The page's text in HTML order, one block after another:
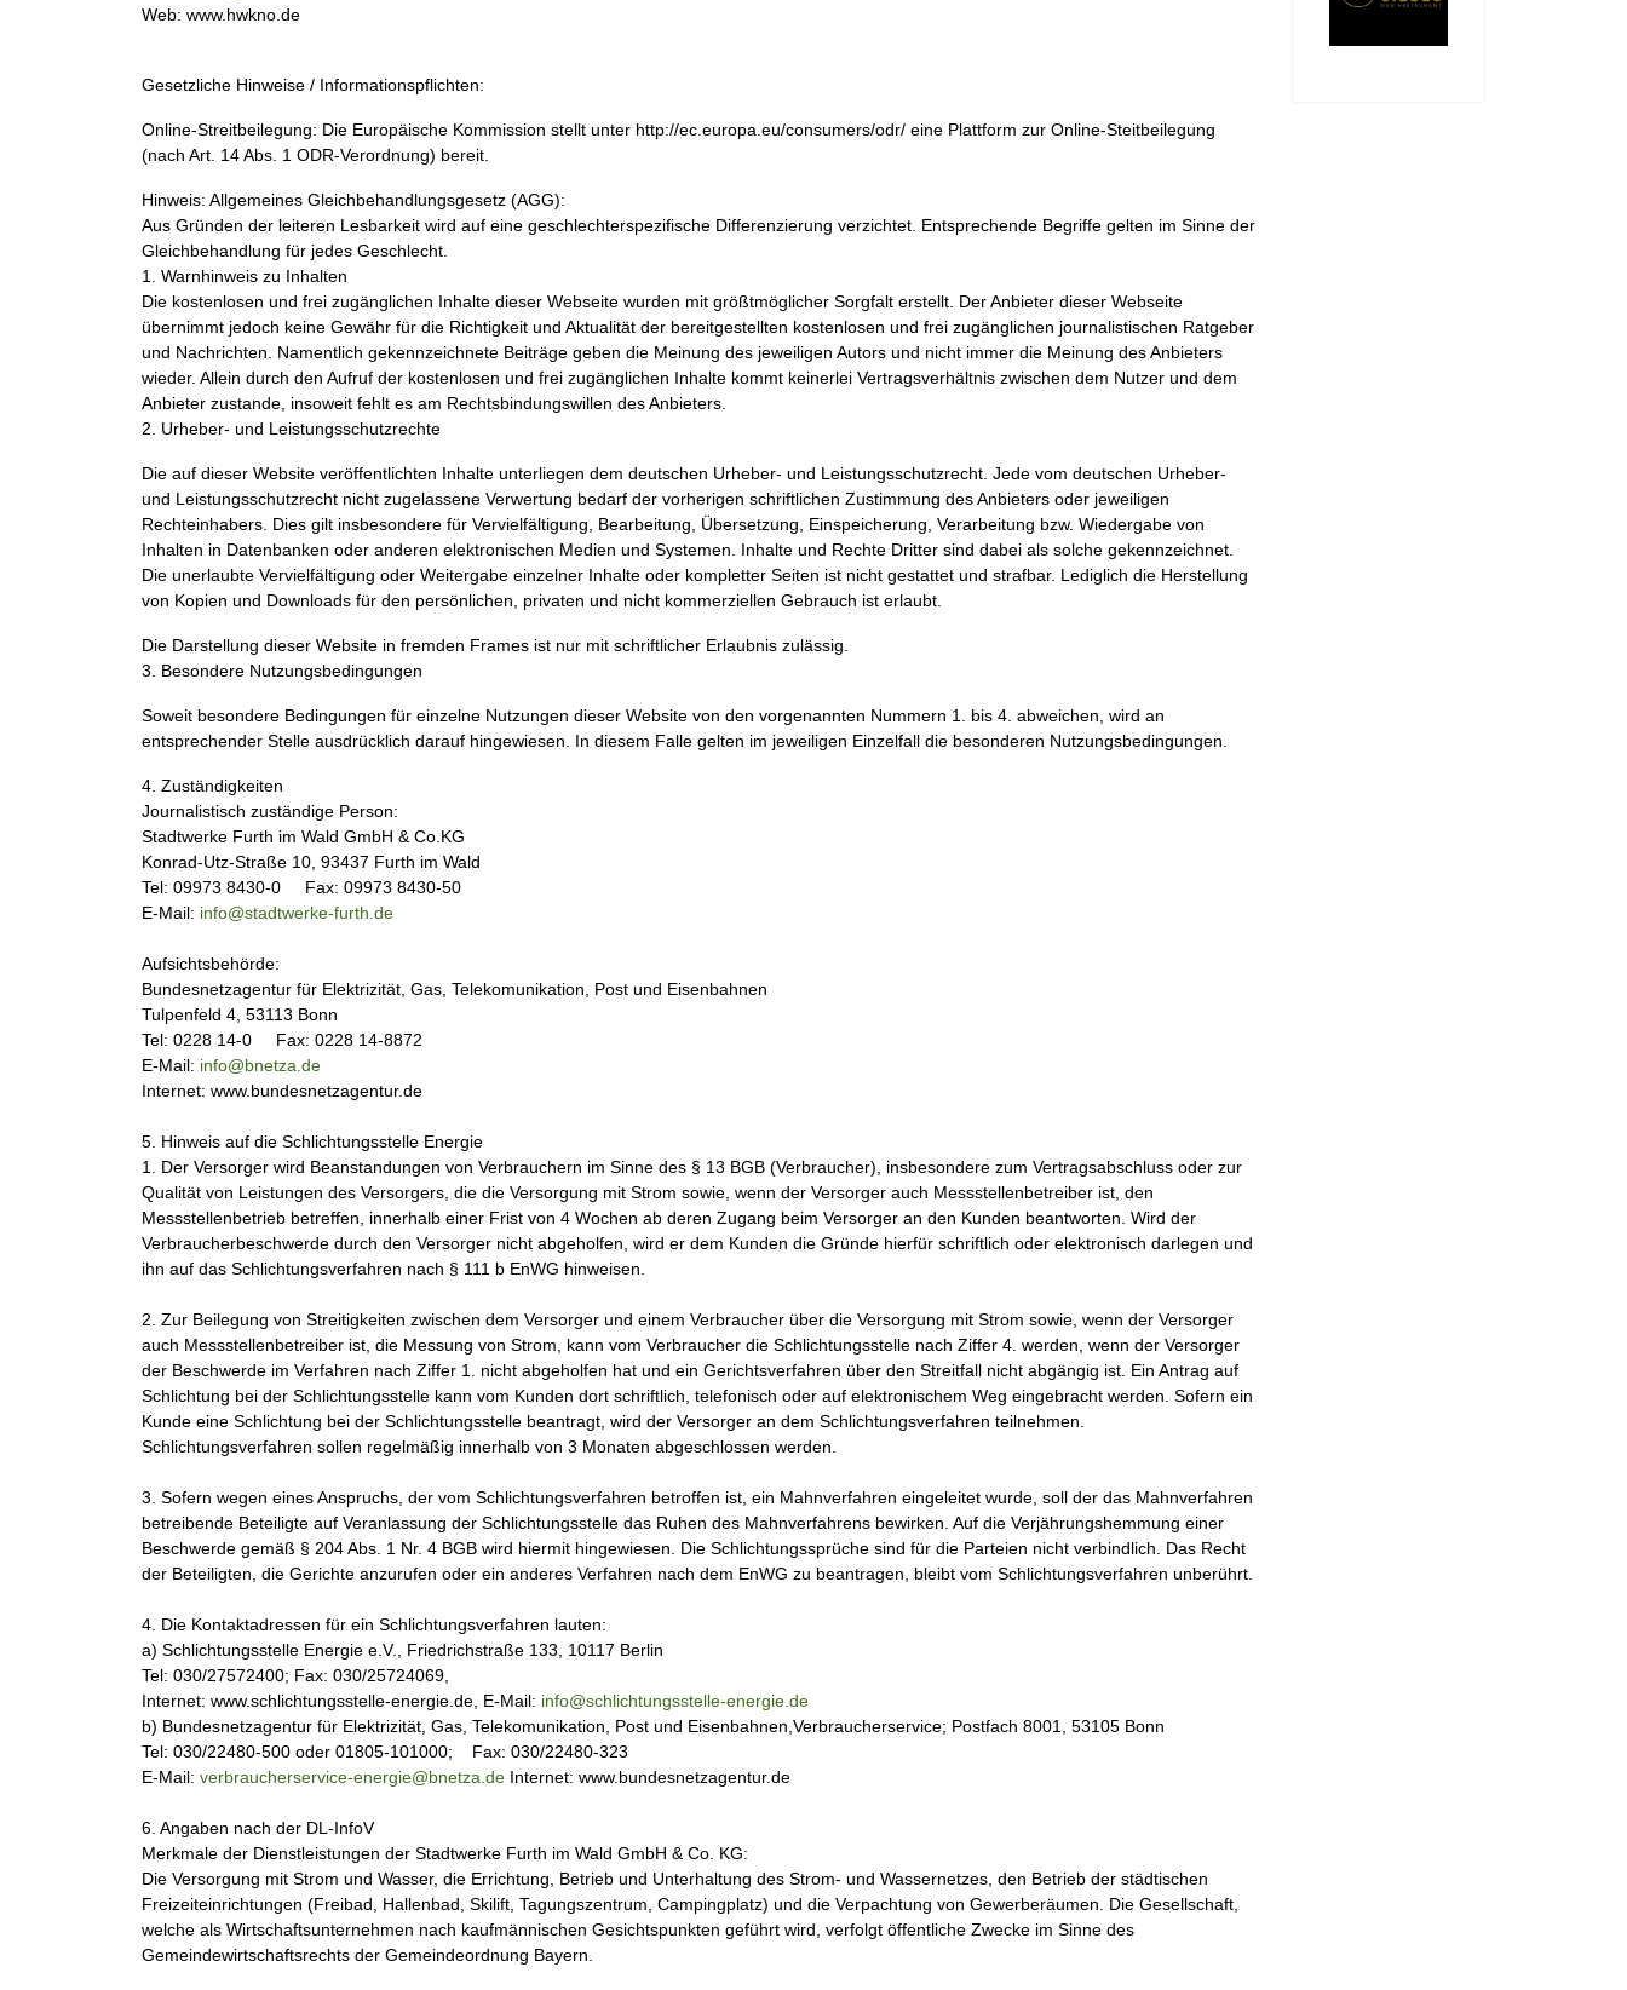
Web: www.hwkno.de
Gesetzliche Hinweise / Informationspflichten:
Online-Streitbeilegung: Die Europäische Kommission stellt unter http://ec.europa.eu/consumers/odr/ eine Plattform zur Online-Steitbeilegung
(nach Art. 14 Abs. 1 ODR-Verordnung) bereit.
Hinweis: Allgemeines Gleichbehandlungsgesetz (AGG):
Aus Gründen der leiteren Lesbarkeit wird auf eine geschlechterspezifische Differenzierung verzichtet. Entsprechende Begriffe gelten im Sinne der
Gleichbehandlung für jedes Geschlecht.
1. Warnhinweis zu Inhalten
Die kostenlosen und frei zugänglichen Inhalte dieser Webseite wurden mit größtmöglicher Sorgfalt erstellt. Der Anbieter dieser Webseite
übernimmt jedoch keine Gewähr für die Richtigkeit und Aktualität der bereitgestellten kostenlosen und frei zugänglichen journalistischen Ratgeber
und Nachrichten. Namentlich gekennzeichnete Beiträge geben die Meinung des jeweiligen Autors und nicht immer die Meinung des Anbieters
wieder. Allein durch den Aufruf der kostenlosen und frei zugänglichen Inhalte kommt keinerlei Vertragsverhältnis zwischen dem Nutzer und dem
Anbieter zustande, insoweit fehlt es am Rechtsbindungswillen des Anbieters.
2. Urheber- und Leistungsschutzrechte
Die auf dieser Website veröffentlichten Inhalte unterliegen dem deutschen Urheber- und Leistungsschutzrecht. Jede vom deutschen Urheber-
und Leistungsschutzrecht nicht zugelassene Verwertung bedarf der vorherigen schriftlichen Zustimmung des Anbieters oder jeweiligen
Rechteinhabers. Dies gilt insbesondere für Vervielfältigung, Bearbeitung, Übersetzung, Einspeicherung, Verarbeitung bzw. Wiedergabe von
Inhalten in Datenbanken oder anderen elektronischen Medien und Systemen. Inhalte und Rechte Dritter sind dabei als solche gekennzeichnet.
Die unerlaubte Vervielfältigung oder Weitergabe einzelner Inhalte oder kompletter Seiten ist nicht gestattet und strafbar. Lediglich die Herstellung
von Kopien und Downloads für den persönlichen, privaten und nicht kommerziellen Gebrauch ist erlaubt.
Die Darstellung dieser Website in fremden Frames ist nur mit schriftlicher Erlaubnis zulässig.
3. Besondere Nutzungsbedingungen
Soweit besondere Bedingungen für einzelne Nutzungen dieser Website von den vorgenannten Nummern 1. bis 4. abweichen, wird an
entsprechender Stelle ausdrücklich darauf hingewiesen. In diesem Falle gelten im jeweiligen Einzelfall die besonderen Nutzungsbedingungen.
4. Zuständigkeiten
Journalistisch zuständige Person:
Stadtwerke Furth im Wald GmbH & Co.KG
Konrad-Utz-Straße 10, 93437 Furth im Wald
Tel: 09973 8430-0 Fax: 09973 8430-50
E-Mail: info@stadtwerke-furth.de
Aufsichtsbehörde:
Bundesnetzagentur für Elektrizität, Gas, Telekomunikation, Post und Eisenbahnen
Tulpenfeld 4, 53113 Bonn
Tel: 0228 14-0 Fax: 0228 14-8872
E-Mail: info@bnetza.de
Internet: www.bundesnetzagentur.de
5. Hinweis auf die Schlichtungsstelle Energie
1. Der Versorger wird Beanstandungen von Verbrauchern im Sinne des § 13 BGB (Verbraucher), insbesondere zum Vertragsabschluss oder zur
Qualität von Leistungen des Versorgers, die die Versorgung mit Strom sowie, wenn der Versorger auch Messstellenbetreiber ist, den
Messstellenbetrieb betreffen, innerhalb einer Frist von 4 Wochen ab deren Zugang beim Versorger an den Kunden beantworten. Wird der
Verbraucherbeschwerde durch den Versorger nicht abgeholfen, wird er dem Kunden die Gründe hierfür schriftlich oder elektronisch darlegen und
ihn auf das Schlichtungsverfahren nach § 111 b EnWG hinweisen.
2. Zur Beilegung von Streitigkeiten zwischen dem Versorger und einem Verbraucher über die Versorgung mit Strom sowie, wenn der Versorger
auch Messstellenbetreiber ist, die Messung von Strom, kann vom Verbraucher die Schlichtungsstelle nach Ziffer 4. werden, wenn der Versorger
der Beschwerde im Verfahren nach Ziffer 1. nicht abgeholfen hat und ein Gerichtsverfahren über den Streitfall nicht abgängig ist. Ein Antrag auf
Schlichtung bei der Schlichtungsstelle kann vom Kunden dort schriftlich, telefonisch oder auf elektronischem Weg eingebracht werden. Sofern ein
Kunde eine Schlichtung bei der Schlichtungsstelle beantragt, wird der Versorger an dem Schlichtungsverfahren teilnehmen.
Schlichtungsverfahren sollen regelmäßig innerhalb von 3 Monaten abgeschlossen werden.
3. Sofern wegen eines Anspruchs, der vom Schlichtungsverfahren betroffen ist, ein Mahnverfahren eingeleitet wurde, soll der das Mahnverfahren
betreibende Beteiligte auf Veranlassung der Schlichtungsstelle das Ruhen des Mahnverfahrens bewirken. Auf die Verjährungshemmung einer
Beschwerde gemäß § 204 Abs. 1 Nr. 4 BGB wird hiermit hingewiesen. Die Schlichtungssprüche sind für die Parteien nicht verbindlich. Das Recht
der Beteiligten, die Gerichte anzurufen oder ein anderes Verfahren nach dem EnWG zu beantragen, bleibt vom Schlichtungsverfahren unberührt.
4. Die Kontaktadressen für ein Schlichtungsverfahren lauten:
a) Schlichtungsstelle Energie e.V., Friedrichstraße 133, 10117 Berlin
Tel: 030/27572400; Fax: 030/25724069,
Internet: www.schlichtungsstelle-energie.de, E-Mail: info@schlichtungsstelle-energie.de
b) Bundesnetzagentur für Elektrizität, Gas, Telekomunikation, Post und Eisenbahnen,Verbraucherservice; Postfach 8001, 53105 Bonn
Tel: 030/22480-500 oder 01805-101000; Fax: 030/22480-323
E-Mail: verbraucherservice-energie@bnetza.de Internet: www.bundesnetzagentur.de
6. Angaben nach der DL-InfoV
Merkmale der Dienstleistungen der Stadtwerke Furth im Wald GmbH & Co. KG:
Die Versorgung mit Strom und Wasser, die Errichtung, Betrieb und Unterhaltung des Strom- und Wassernetzes, den Betrieb der städtischen
Freizeiteinrichtungen (Freibad, Hallenbad, Skilift, Tagungszentrum, Campingplatz) und die Verpachtung von Gewerberäumen. Die Gesellschaft,
welche als Wirtschaftsunternehmen nach kaufmännischen Gesichtspunkten geführt wird, verfolgt öffentliche Zwecke im Sinne des
Gemeindewirtschaftsrechts der Gemeindeordnung Bayern.